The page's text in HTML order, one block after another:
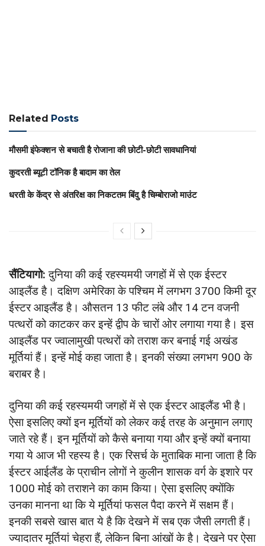
Related Posts
मौसमी इंफेक्शन से बचाती है रोजाना की छोटी-छोटी सावधानियां
कुदरती ब्यूटी टॉनिक है बादाम का तेल
धरती के केंद्र से अंतरिक्ष का निकटतम बिंदु है चिम्बोराजो माउंट
सैंटियागो: दुनिया की कई रहस्यमयी जगहों में से एक ईस्टर
आइलैंड है। दक्षिण अमेरिका के पश्चिम में लगभग 3700 किमी दूर
ईस्टर आइलैंड है। औसतन 13 फीट लंबे और 14 टन वजनी
पत्थरों को काटकर कर इन्हें द्वीप के चारों ओर लगाया गया है। इस
आइलैंड पर ज्वालामुखी पत्थरों को तराश कर बनाई गई अखंड
मूर्तियां हैं। इन्हें मोई कहा जाता है। इनकी संख्या लगभग 900 के
बराबर है।
दुनिया की कई रहस्यमयी जगहों में से एक ईस्टर आइलैंड भी है।
ऐसा इसलिए क्यों इन मूर्तियों को लेकर कई तरह के अनुमान लगाए
जाते रहे हैं। इन मूर्तियों को कैसे बनाया गया और इन्हें क्यों बनाया
गया ये आज भी रहस्य है। एक रिसर्च के मुताबिक माना जाता है कि
ईस्टर आईलैंड के प्राचीन लोगों ने कुलीन शासक वर्ग के इशारे पर
1000 मोई को तराशने का काम किया। ऐसा इसलिए क्योंकि
उनका मानना था कि ये मूर्तियां फसल पैदा करने में सक्षम हैं।
इनकी सबसे खास बात ये है कि देखने में सब एक जैसी लगती हैं।
ज्यादातर मूर्तियां चेहरा हैं, लेकिन बिना आंखों के है। देखने पर ऐसा